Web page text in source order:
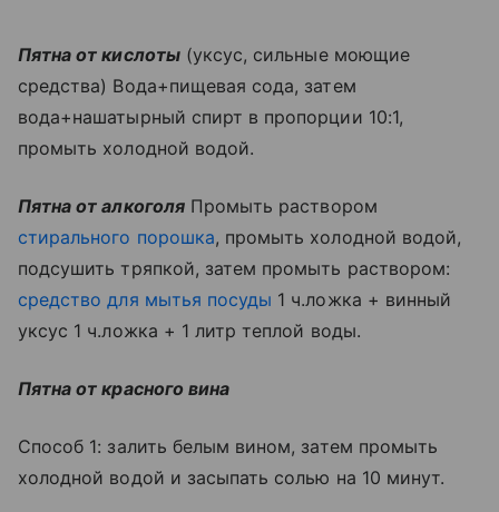
Пятна от кислоты(уксус, сильные моющие
средства) Вода+пищевая сода, затем
вода+нашатырный спирт в пропорции 10:1,
промыть холодной водой.
Пятна от алкоголяПромыть раствором
стирального порошка, промыть холодной водой,
подсушить тряпкой, затем промыть раствором:
средство для мытья посуды 1 ч.ложка + винный
уксус 1 ч.ложка + 1 литр теплой воды.
Пятна от красного вина
Способ 1: залить белым вином, затем промыть
холодной водой и засыпать солью на 10 минут.